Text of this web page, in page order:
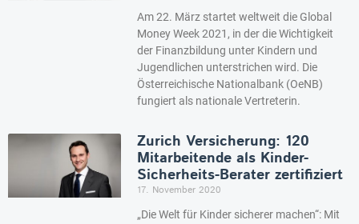
Am 22. März startet weltweit die Global
Money Week 2021, in der die Wichtigkeit
der Finanzbildung unter Kindern und
Jugendlichen unterstrichen wird. Die
Österreichische Nationalbank (OeNB)
fungiert als nationale Vertreterin.
Zurich Versicherung: 120
Mitarbeitende als Kinder-
Sicherheits-Berater zertifiziert
17. November 2020
„Die Welt für Kinder sicherer machen“: Mit